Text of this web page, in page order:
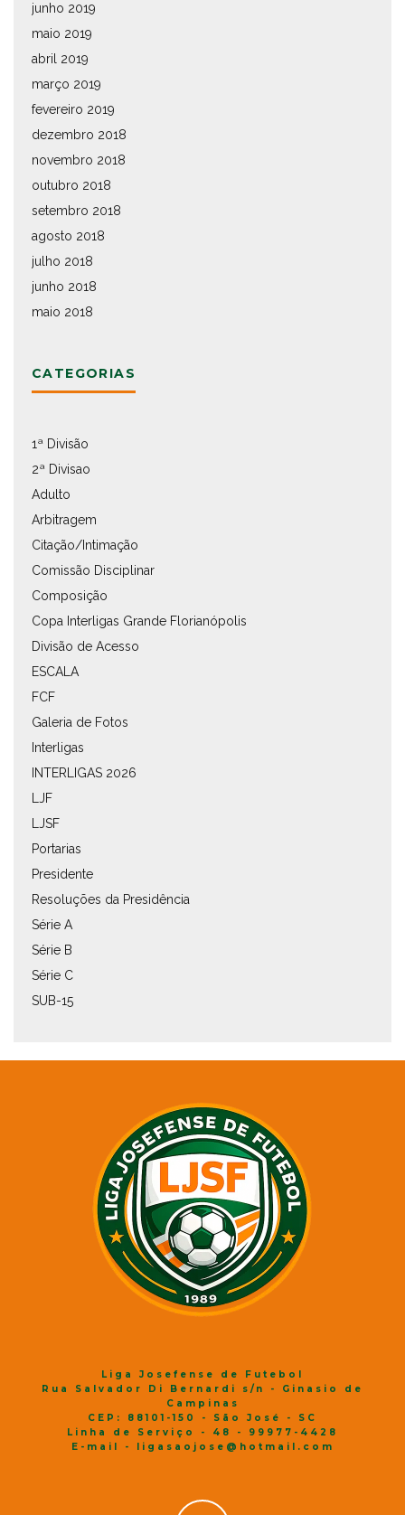
junho 2019
maio 2019
abril 2019
março 2019
fevereiro 2019
dezembro 2018
novembro 2018
outubro 2018
setembro 2018
agosto 2018
julho 2018
junho 2018
maio 2018
CATEGORIAS
1ª Divisão
2ª Divisao
Adulto
Arbitragem
Citação/Intimação
Comissão Disciplinar
Composição
Copa Interligas Grande Florianópolis
Divisão de Acesso
ESCALA
FCF
Galeria de Fotos
Interligas
INTERLIGAS 2026
LJF
LJSF
Portarias
Presidente
Resoluções da Presidência
Série A
Série B
Série C
SUB-15
Liga Josefense de Futebol
Rua Salvador Di Bernardi s/n - Ginasio de
Campinas
CEP: 88101-150 - São José - SC
Linha de Serviço - 48 - 99977-4428
E-mail - ligasaojose@hotmail.com